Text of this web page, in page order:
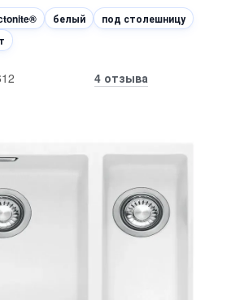
белый
под столешницу
4 отзыва